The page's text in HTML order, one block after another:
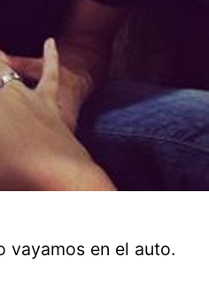
vayamos en el auto.